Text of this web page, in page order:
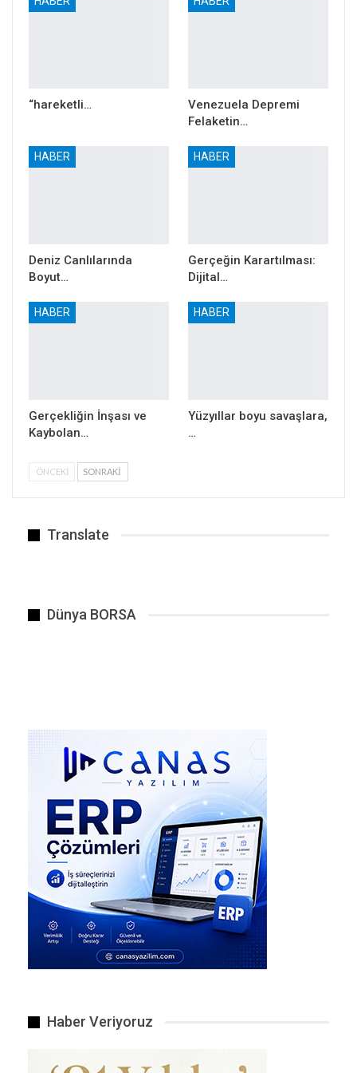
Anti-Emperyalist Barış Zirvesi
“Cumhuriyetçi Halk Partisi” veya…
Ülke Yönetmek Zor Olabilir, Ancak Adaleti Sağlamak Kolaydır
ekiplerinin müdahalesine rağmen, araçta bulunan
42 yaşındaki Salih Öztürk’ün yaşamını yitirdiği
“hareketli…
Venezuela Depremi
Felaketin…
HABER
Deniz Canlılarında
Boyut…
HABER
Gerçeğin Karartılması:
Dijital…
HABER
Gerçekliğin İnşası ve
Kaybolan…
HABER
Yüzyıllar boyu savaşlara,
…
ÖNCEKI SONRAKI
Translate
Dünya BORSA
Haber Veriyoruz